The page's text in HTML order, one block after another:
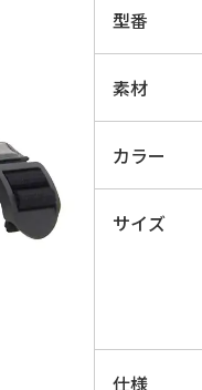
型番
素材
カラー
サイズ
仕様